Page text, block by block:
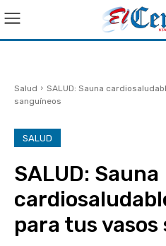
Salud
SALUD: Sauna
sanguíneos
SALUD
SALUD: Sauna
para tus